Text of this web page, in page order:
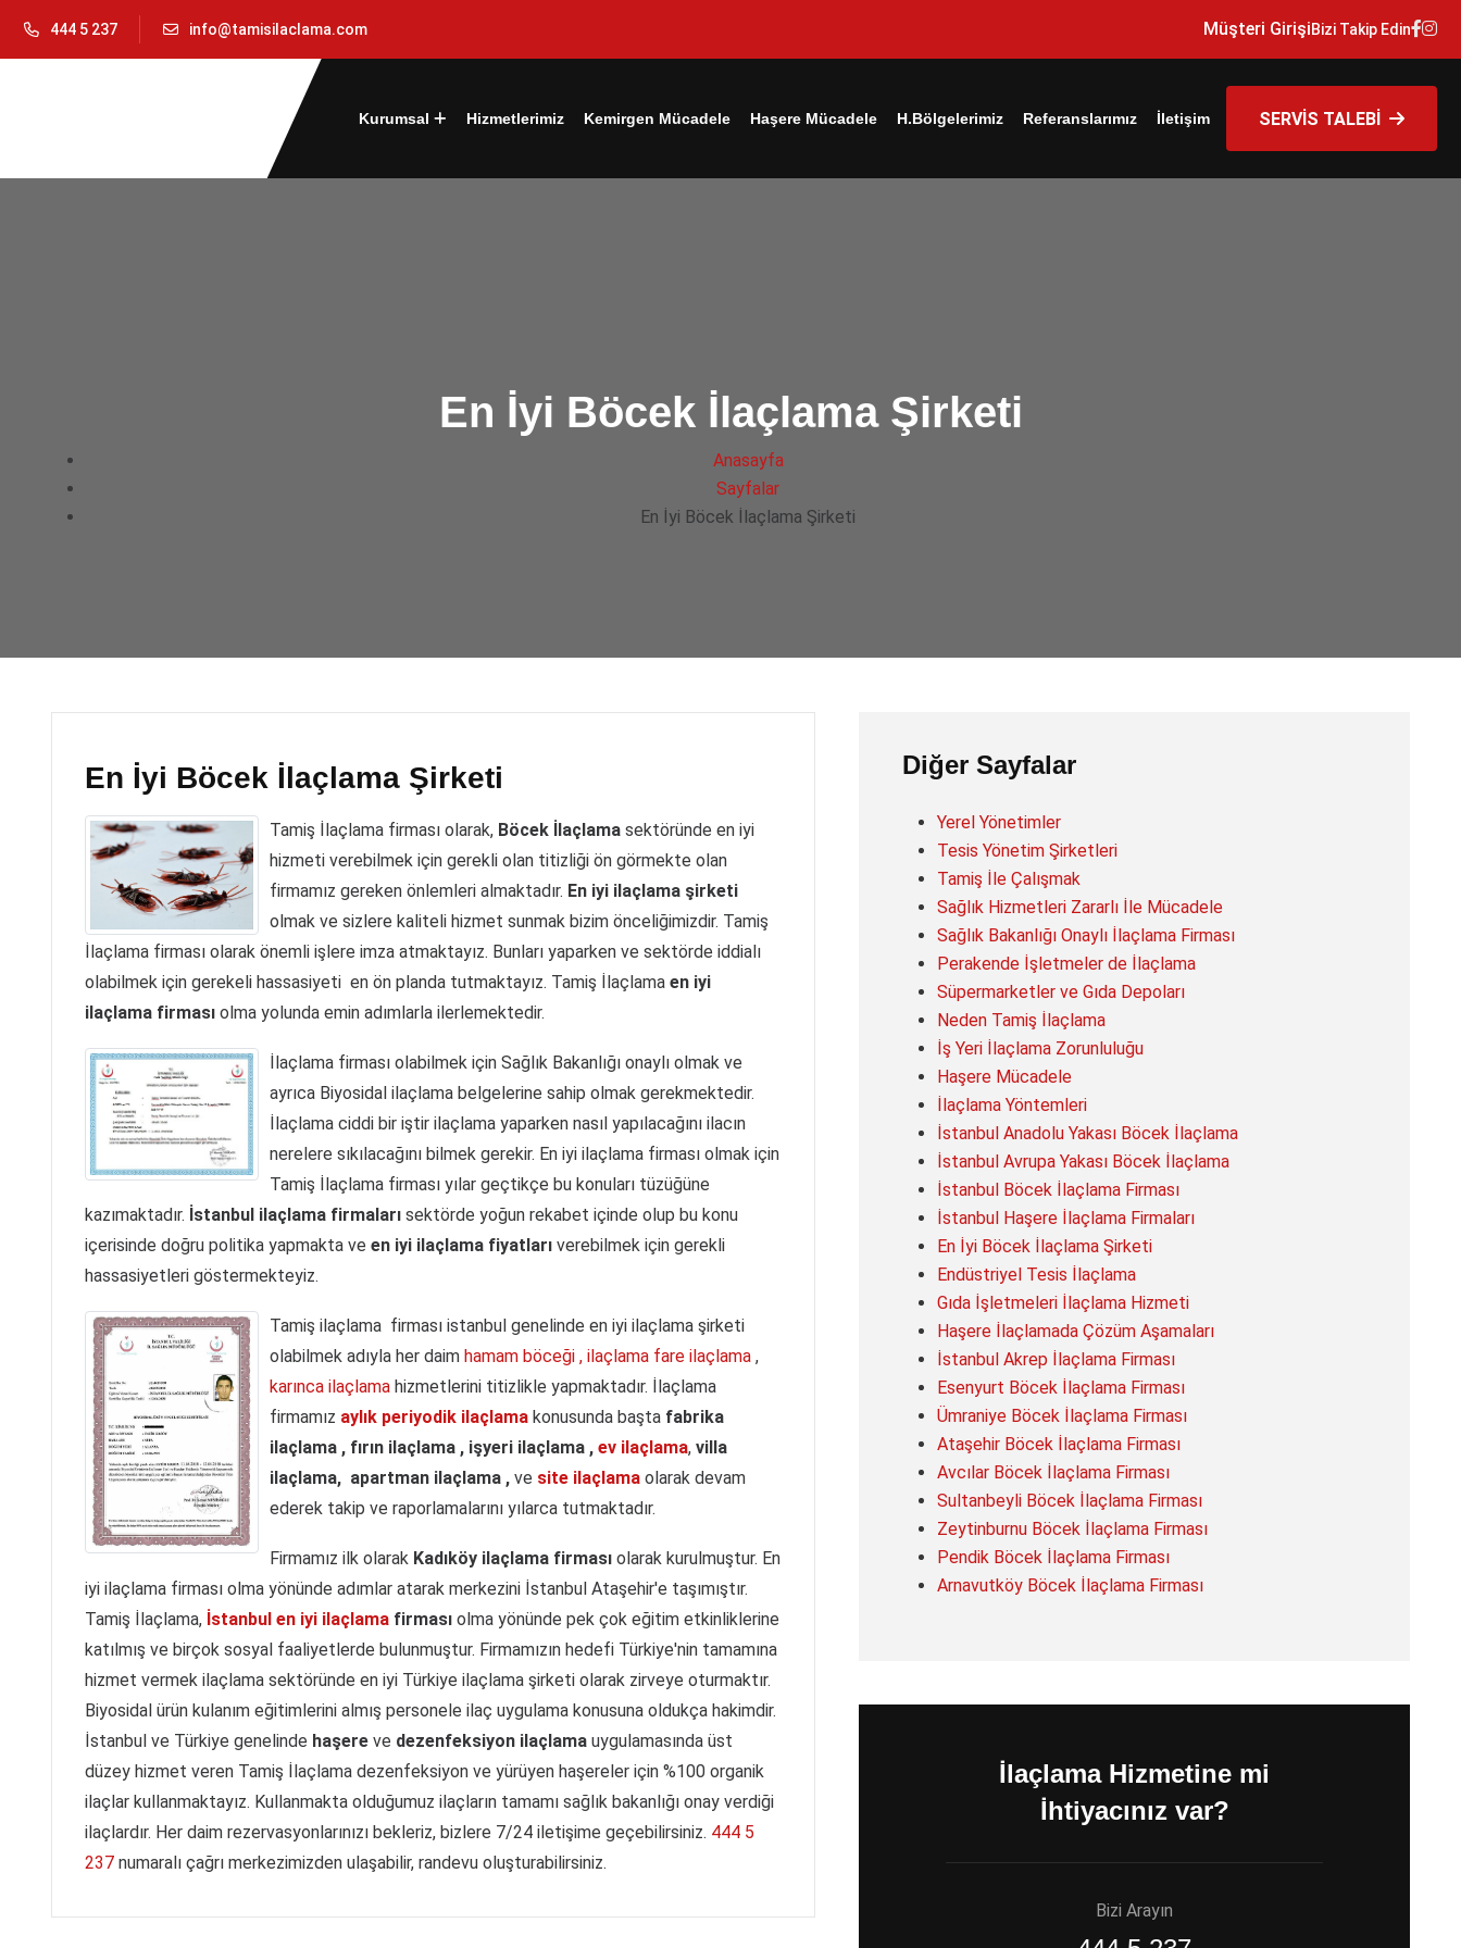
444 5 237 info@tamisilaclama.com Müşteri GirişiBizi Takip Edin
Kurumsal Hizmetlerimiz Kemirgen Mücadele Haşere Mücadele H.Bölgelerimiz Referanslarımız İletişim SERVİS TALEBİ
En İyi Böcek İlaçlama Şirketi
Anasayfa
Sayfalar
En İyi Böcek İlaçlama Şirketi
En İyi Böcek İlaçlama Şirketi
Tamiş İlaçlama firması olarak, Böcek İlaçlama sektöründe en iyi
hizmeti verebilmek için gerekli olan titizliği ön görmekte olan
firmamız gereken önlemleri almaktadır. En iyi ilaçlama şirketi
olmak ve sizlere kaliteli hizmet sunmak bizim önceliğimizdir. Tamiş
İlaçlama firması olarak önemli işlere imza atmaktayız. Bunları yaparken ve sektörde iddialı
olabilmek için gerekeli hassasiyeti en ön planda tutmaktayız. Tamiş İlaçlama en iyi
ilaçlama firması olma yolunda emin adımlarla ilerlemektedir.
İlaçlama firması olabilmek için Sağlık Bakanlığı onaylı olmak ve
ayrıca Biyosidal ilaçlama belgelerine sahip olmak gerekmektedir.
İlaçlama ciddi bir iştir ilaçlama yaparken nasıl yapılacağını ilacın
nerelere sıkılacağını bilmek gerekir. En iyi ilaçlama firması olmak için
Tamiş İlaçlama firması yılar geçtikçe bu konuları tüzüğüne
kazımaktadır. İstanbul ilaçlama firmaları sektörde yoğun rekabet içinde olup bu konu
içerisinde doğru politika yapmakta ve en iyi ilaçlama fiyatları verebilmek için gerekli
hassasiyetleri göstermekteyiz.
Tamiş ilaçlama firması istanbul genelinde en iyi ilaçlama şirketi
olabilmek adıyla her daimhamam böceği , ilaçlama fare ilaçlama ,
karınca ilaçlama hizmetlerini titizlikle yapmaktadır. İlaçlama
firmamız aylık periyodik ilaçlama konusunda başta fabrika
ilaçlama , fırın ilaçlama , işyeri ilaçlama , ev ilaçlama,villa
ilaçlama, apartman ilaçlama , ve site ilaçlama olarak devam
ederek takip ve raporlamalarını yılarca tutmaktadır.
Firmamız ilk olarak Kadıköy ilaçlama firması olarak kurulmuştur. En
iyi ilaçlama firması olma yönünde adımlar atarak merkezini İstanbul Ataşehir'e taşımıştır.
Tamiş İlaçlama, İstanbul en iyi ilaçlama firması olma yönünde pek çok eğitim etkinliklerine
katılmış ve birçok sosyal faaliyetlerde bulunmuştur. Firmamızın hedefi Türkiye'nin tamamına
hizmet vermek ilaçlama sektöründe en iyi Türkiye ilaçlama şirketi olarak zirveye oturmaktır.
Biyosidal ürün kulanım eğitimlerini almış personele ilaç uygulama konusuna oldukça hakimdir.
İstanbul ve Türkiye genelinde haşere ve dezenfeksiyon ilaçlama uygulamasında üst
düzey hizmet veren Tamiş İlaçlama dezenfeksiyon ve yürüyen haşereler için %100 organik
ilaçlar kullanmaktayız. Kullanmakta olduğumuz ilaçların tamamı sağlık bakanlığı onay verdiği
ilaçlardır. Her daim rezervasyonlarınızı bekleriz, bizlere 7/24 iletişime geçebilirsiniz. 444 5
237 numaralı çağrı merkezimizden ulaşabilir, randevu oluşturabilirsiniz.
Diğer Sayfalar
Yerel Yönetimler
Tesis Yönetim Şirketleri
Tamiş İle Çalışmak
Sağlık Hizmetleri Zararlı İle Mücadele
Sağlık Bakanlığı Onaylı İlaçlama Firması
Perakende İşletmeler de İlaçlama
Süpermarketler ve Gıda Depoları
Neden Tamiş İlaçlama
İş Yeri İlaçlama Zorunluluğu
Haşere Mücadele
İlaçlama Yöntemleri
İstanbul Anadolu Yakası Böcek İlaçlama
İstanbul Avrupa Yakası Böcek İlaçlama
İstanbul Böcek İlaçlama Firması
İstanbul Haşere İlaçlama Firmaları
En İyi Böcek İlaçlama Şirketi
Endüstriyel Tesis İlaçlama
Gıda İşletmeleri İlaçlama Hizmeti
Haşere İlaçlamada Çözüm Aşamaları
İstanbul Akrep İlaçlama Firması
Esenyurt Böcek İlaçlama Firması
Ümraniye Böcek İlaçlama Firması
Ataşehir Böcek İlaçlama Firması
Avcılar Böcek İlaçlama Firması
Sultanbeyli Böcek İlaçlama Firması
Zeytinburnu Böcek İlaçlama Firması
Pendik Böcek İlaçlama Firması
Arnavutköy Böcek İlaçlama Firması
İlaçlama Hizmetine mi
İhtiyacınız var?
Bizi Arayın